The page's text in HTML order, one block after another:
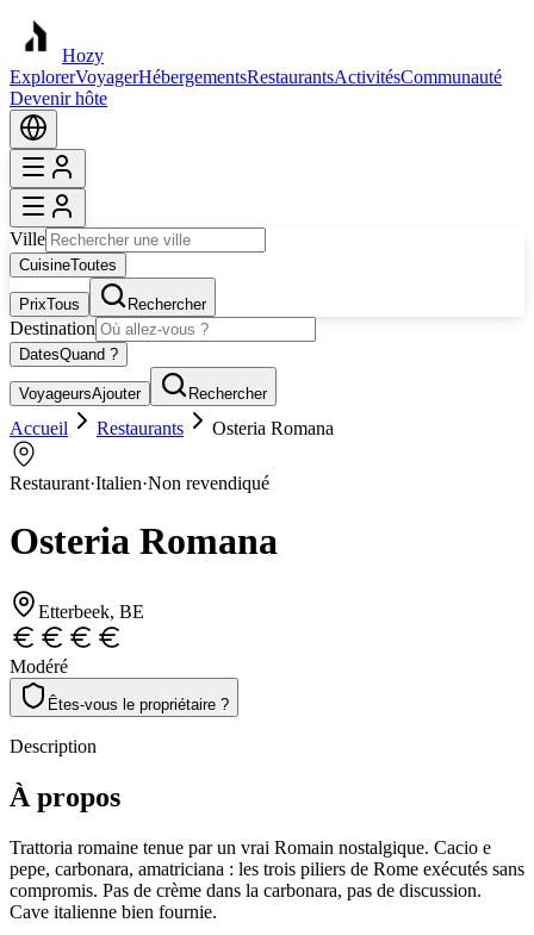
Hozy
ExplorerVoyagerHébergementsRestaurantsActivitésCommunauté
Devenir hôte
Ville
CuisineToutes
PrixTous Rechercher
Destination
DatesQuand ?
VoyageursAjouter Rechercher
Accueil Restaurants Osteria Romana
Restaurant·Italien·Non revendiqué
Osteria Romana
Etterbeek, BE
Modéré
Êtes-vous le propriétaire ?
Description
À propos
Trattoria romaine tenue par un vrai Romain nostalgique. Cacio e
pepe, carbonara, amatriciana : les trois piliers de Rome exécutés sans
compromis. Pas de crème dans la carbonara, pas de discussion.
Cave italienne bien fournie.